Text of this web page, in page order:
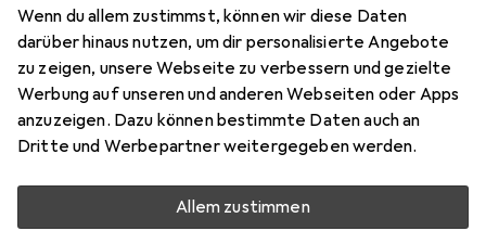
Wenn du allem zustimmst, können wir diese Daten
darüber hinaus nutzen, um dir personalisierte Angebote
zu zeigen, unsere Webseite zu verbessern und gezielte
Werbung auf unseren und anderen Webseiten oder Apps
anzuzeigen. Dazu können bestimmte Daten auch an
Dritte und Werbepartner weitergegeben werden.
Allem zustimmen
Bandschleifer, Doppelschleifer
Preis in EUR inkl. MwSt.
3
Bewertungen Marke
Mehr von Holzmann